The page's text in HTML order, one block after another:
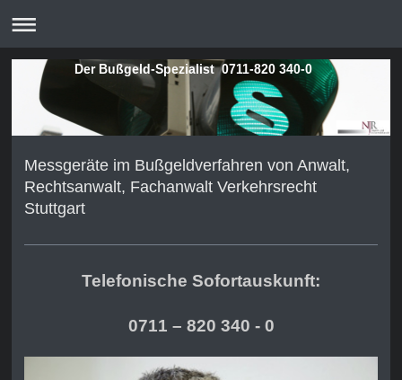
Der Bußgeld-Spezialist 0711-820 340-0
Messgeräte im Bußgeldverfahren von Anwalt,
Rechtsanwalt, Fachanwalt Verkehrsrecht
Stuttgart
Telefonische Sofortauskunft:
0711 – 820 340 - 0